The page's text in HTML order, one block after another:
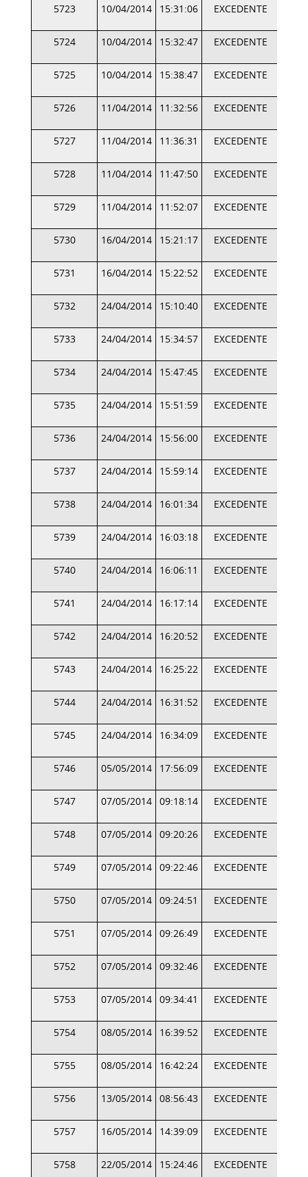
5723 10/04/2014 15:31:06 EXCEDENTE
5724 10/04/2014 15:32:47 EXCEDENTE
5725 10/04/2014 15:38:47 EXCEDENTE
5726 11/04/2014 11:32:56 EXCEDENTE
5727 11/04/2014 11:36:31 EXCEDENTE
5728 11/04/2014 11:47:50 EXCEDENTE
5729 11/04/2014 11:52:07 EXCEDENTE
5730 16/04/2014 15:21:17 EXCEDENTE
5731 16/04/2014 15:22:52 EXCEDENTE
5732 24/04/2014 15:10:40 EXCEDENTE
5733 24/04/2014 15:34:57 EXCEDENTE
5734 24/04/2014 15:47:45 EXCEDENTE
5735 24/04/2014 15:51:59 EXCEDENTE
5736 24/04/2014 15:56:00 EXCEDENTE
5737 24/04/2014 15:59:14 EXCEDENTE
5738 24/04/2014 16:01:34 EXCEDENTE
5739 24/04/2014 16:03:18 EXCEDENTE
5740 24/04/2014 16:06:11 EXCEDENTE
5741 24/04/2014 16:17:14 EXCEDENTE
5742 24/04/2014 16:20:52 EXCEDENTE
5743 24/04/2014 16:25:22 EXCEDENTE
5744 24/04/2014 16:31:52 EXCEDENTE
5745 24/04/2014 16:34:09 EXCEDENTE
5746 05/05/2014 17:56:09 EXCEDENTE
5747 07/05/2014 09:18:14 EXCEDENTE
5748 07/05/2014 09:20:26 EXCEDENTE
5749 07/05/2014 09:22:46 EXCEDENTE
5750 07/05/2014 09:24:51 EXCEDENTE
5751 07/05/2014 09:26:49 EXCEDENTE
5752 07/05/2014 09:32:46 EXCEDENTE
5753 07/05/2014 09:34:41 EXCEDENTE
5754 08/05/2014 16:39:52 EXCEDENTE
5755 08/05/2014 16:42:24 EXCEDENTE
5756 13/05/2014 08:56:43 EXCEDENTE
5757 16/05/2014 14:39:09 EXCEDENTE
5758 22/05/2014 15:24:46 EXCEDENTE